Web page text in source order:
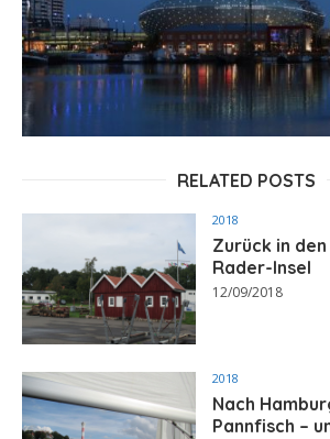
RELATED POSTS
2018
Zurück in
Rader-Insel
12/09/2018
2018
Nach
Pannfisch –